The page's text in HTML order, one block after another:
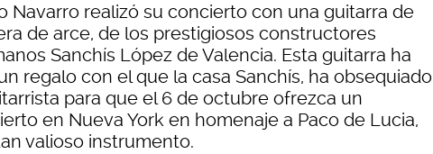
Navarro realizó su concierto con una guitarra de
de arce, de los prestigiosos constructores
Sanchís López de Valencia. Esta guitarra ha
regalo con el que la casa Sanchís, ha obsequiado
para que el 6 de octubre ofrezca un
en Nueva York en homenaje a Paco de Lucia,
valioso instrumento.